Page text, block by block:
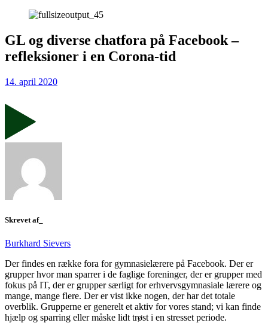
GL og diverse chatfora på Facebook –
refleksioner i en Corona-tid
14. april 2020
Skrevet af_
Burkhard Sievers
Der findes en række fora for gymnasielærere på Facebook. Der er
grupper hvor man sparrer i de faglige foreninger, der er grupper med
fokus på IT, der er grupper særligt for erhvervsgymnasiale lærere og
mange, mange flere. Der er vist ikke nogen, der har det totale
overblik. Grupperne er generelt et aktiv for vores stand; vi kan finde
hjælp og sparring eller måske lidt trøst i en stresset periode.